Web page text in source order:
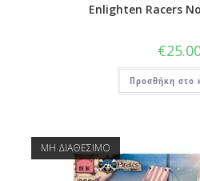
Enlighten Racers
€
Προσθήκη στο
ΜΗ ΔΙΑΘΕΣΙΜΟ